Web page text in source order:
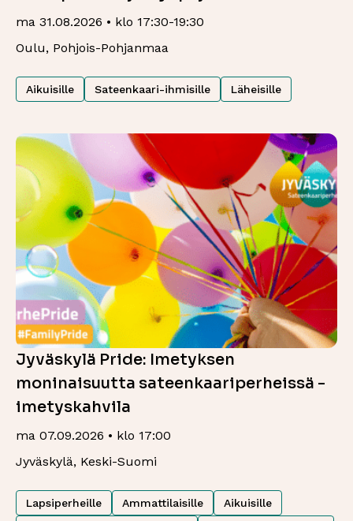
ma 31.08.2026 • klo 17:30-19:30
Oulu, Pohjois-Pohjanmaa
Aikuisille Sateenkaari-ihmisille Läheisille
Jyväskylä Pride: Imetyksen
moninaisuutta sateenkaariperheissä -
imetyskahvila
ma 07.09.2026 • klo 17:00
Jyväskylä, Keski-Suomi
Lapsiperheille Ammattilaisille
Aikuisille